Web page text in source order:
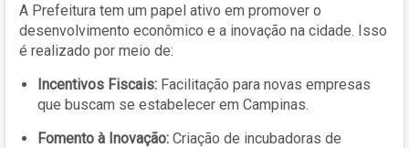
A Prefeitura tem um papel ativo em promover o
desenvolvimento econômico e a inovação na cidade. Isso
é realizado por meio de:
Incentivos Fiscais: Facilitação para novas empresas
que buscam se estabelecer em Campinas.
Fomento à Inovação: Criação de incubadoras de